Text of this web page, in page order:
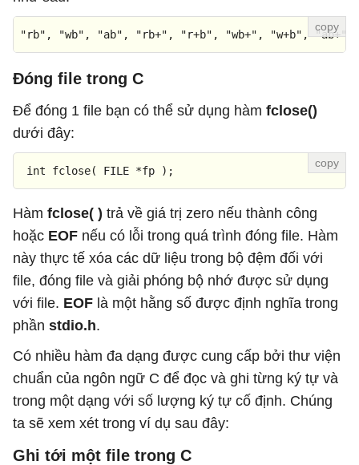
"rb" , "wb" , "ab" , "rb+" , "r+b" , "wb+" , "w+b" , "ab+"
Đóng file trong C
Để đóng 1 file bạn có thể sử dụng hàm fclose()
dưới đây:
int fclose( FILE *fp );
Hàm fclose( ) trả về giá trị zero nếu thành công
hoặc EOF nếu có lỗi trong quá trình đóng file. Hàm
này thực tế xóa các dữ liệu trong bộ đệm đối với
file, đóng file và giải phóng bộ nhớ được sử dụng
với file. EOF là một hằng số được định nghĩa trong
phần stdio.h.
Có nhiều hàm đa dạng được cung cấp bởi thư viện
chuẩn của ngôn ngữ C để đọc và ghi từng ký tự và
trong một dạng với số lượng ký tự cố định. Chúng
ta sẽ xem xét trong ví dụ sau đây:
Ghi tới một file trong C